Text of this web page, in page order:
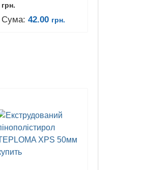
грн.
Сума: 42.00 грн.